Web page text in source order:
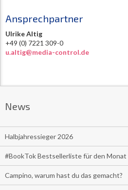
Ansprechpartner
Ulrike Altig
+49 (0) 7221 309-0
u.altig@media-control.de
News
Halbjahressieger 2026
#BookTok Bestsellerliste für den Monat
Campino, warum hast du das gemacht?